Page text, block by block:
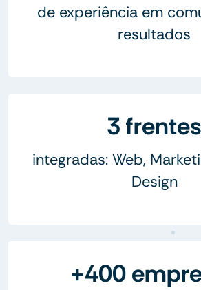
de experiência em
resultados
3 frentes
integradas: Web,
Design
+400